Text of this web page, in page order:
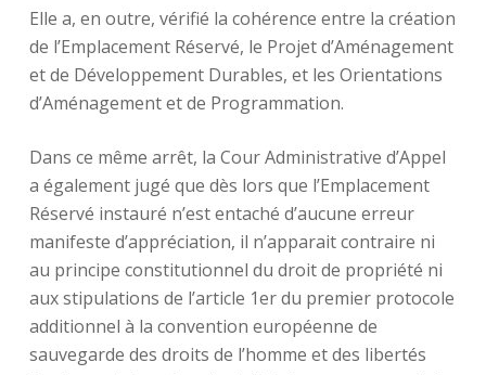
Elle a, en outre, vérifié la cohérence entre la création
de l’Emplacement Réservé, le Projet d’Aménagement
et de Développement Durables, et les Orientations
d’Aménagement et de Programmation.
Dans ce même arrêt, la Cour Administrative d’Appel
a également jugé que dès lors que l’Emplacement
Réservé instauré n’est entaché d’aucune erreur
manifeste d’appréciation, il n’apparait contraire ni
au principe constitutionnel du droit de propriété ni
aux stipulations de l’article 1er du premier protocole
additionnel à la convention européenne de
sauvegarde des droits de l’homme et des libertés